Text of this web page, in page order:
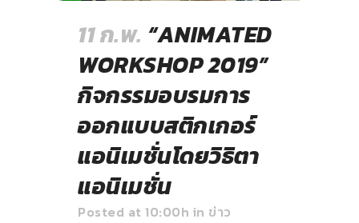
11 ก.พ. “ANIMATED
WORKSHOP 2019”
กิจกรรมอบรมการ
ออกแบบสติกเกอร์
แอนิเมชั่นโดยวิธิตา
แอนิเมชั่น
Posted at 10:00h in ข่าว